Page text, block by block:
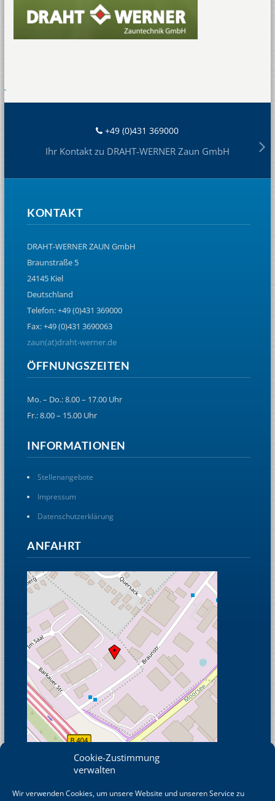
Cookie-Zustimmung
verwalten
Wir verwenden Cookies, um unsere Website und unseren Service zu
+49 (0)431 369000
Ihr Kontakt zu DRAHT-WERNER Zaun GmbH
KONTAKT
DRAHT-WERNER ZAUN GmbH
Braunstraße 5
24145 Kiel
Deutschland
Telefon: +49 (0)431 369000
Fax: +49 (0)431 3690063
zaun(at)draht-werner.de
ÖFFNUNGSZEITEN
Mo. – Do.: 8.00 – 17.00 Uhr
Fr.: 8.00 – 15.00 Uhr
INFORMATIONEN
Stellenangebote
Impressum
Datenschutzerklärung
ANFAHRT